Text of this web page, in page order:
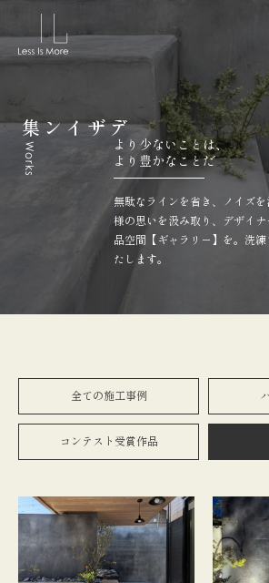
デザイン集
Works
より少ないことは、
より豊かなことだ
無駄なラインを省き、ノイズ
様の思いを汲み取り、デザイ
品空間【ギャラリ－】を。洗
たします。
全ての施工事例
コンテスト受賞作品